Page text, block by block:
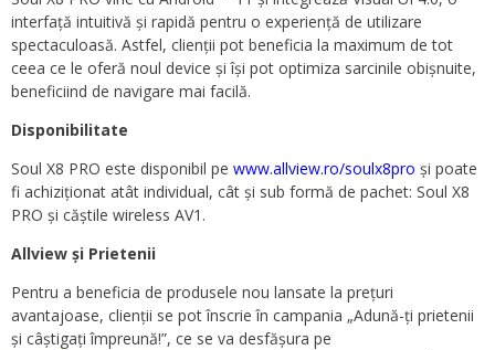
interfață intuitivă și rapidă pentru o experiență de utilizare
spectaculoasă. Astfel, clienții pot beneficia la maximum de tot
ceea ce le oferă noul device și își pot optimiza sarcinile obișnuite,
beneficiind de navigare mai facilă.
Disponibilitate
Soul X8 PRO este disponibil pe www.allview.ro/soulx8pro și poate
fi achiziționat atât individual, cât și sub formă de pachet: Soul X8
PRO și căștile wireless AV1.
Allview și Prietenii
Pentru a beneficia de produsele nou lansate la prețuri
avantajoase, clienții se pot înscrie în campania „Adună-ți prietenii
și câștigați împreună!”, ce se va desfășura pe